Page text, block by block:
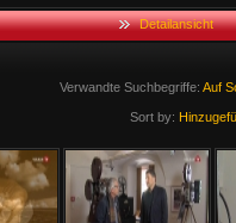
Detailansicht
Verwandte Suchbegriffe: Auf
Sort by: